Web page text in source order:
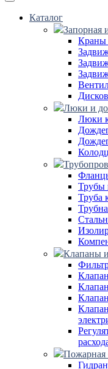
Каталог
Запорная
Краны
Люки и
Люки
Трубы
Труба
Клапаны
Пожарная